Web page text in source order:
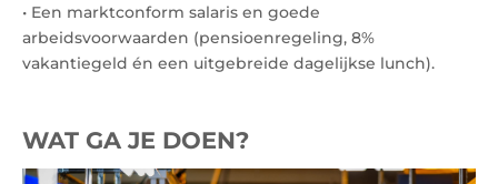
• Een marktconform salaris en goede
arbeidsvoorwaarden (pensioenregeling, 8%
vakantiegeld én een uitgebreide dagelijkse lunch).
WAT GA JE DOEN?